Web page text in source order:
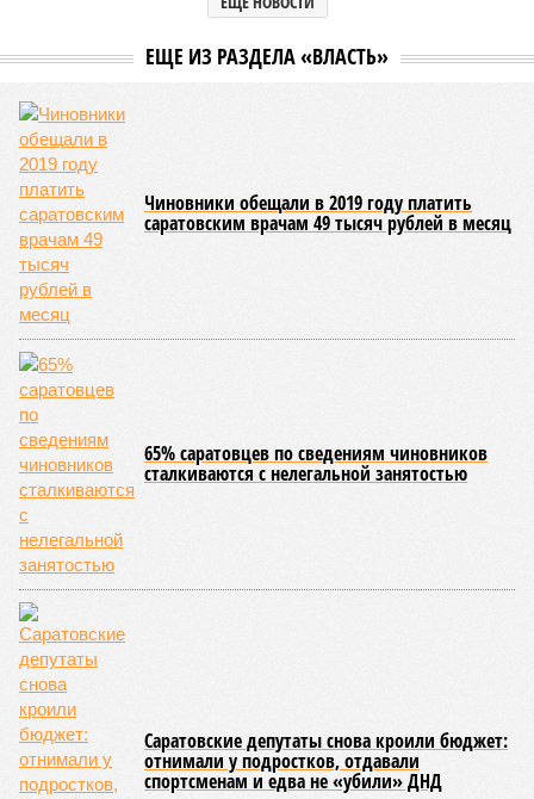
В Саратовской консерватории прошел концерт для подопечных фондов
В театральном зале Саратовской государственной консерватории
имени Л. В. Собинова 16 мая состоялся масштабный
благотворительный концерт «Вера, надежда, любовь».
Мероприятие было организовано Образовательным центром по
развитию детского и юношеского творчества, действующим при
Саратовской духовной семинарии по благословению
митрополита Саратовского и Вольского Игнатия.
Инициатором и главным организатором творческого вечера
выступила бессменный руководитель центра
Трошина
воспитанников сразу нескольких православных учебных
заведений области и подарить настоящий праздник тем,
кто особенно нуждается в поддержке и внимании.
Участниками концертной программы стали талантливые
учащиеся самого Образовательного центра, а также
воспитанники Покровской православной классической
гимназии имени святого благоверного князя Александра
Невского и ученики Русской православной классической
гимназии имени преподобного Сергия Радонежского.
Гостями мероприятия стали подопечные фондов «Александр Невский» и
«Защитники Отечества» (фото: saratov-eparhia.ru)
В зрительном зале собрались особые гости, ради которых